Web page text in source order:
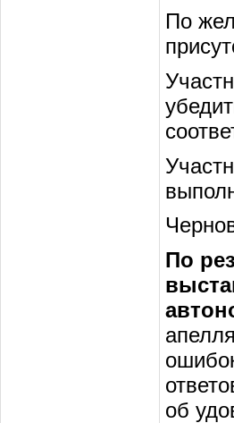
По
По
об